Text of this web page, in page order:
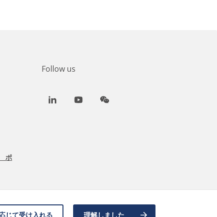
じて受け入れる 理解しました
ポ
Follow us
LinkedInYoutubeWeChat